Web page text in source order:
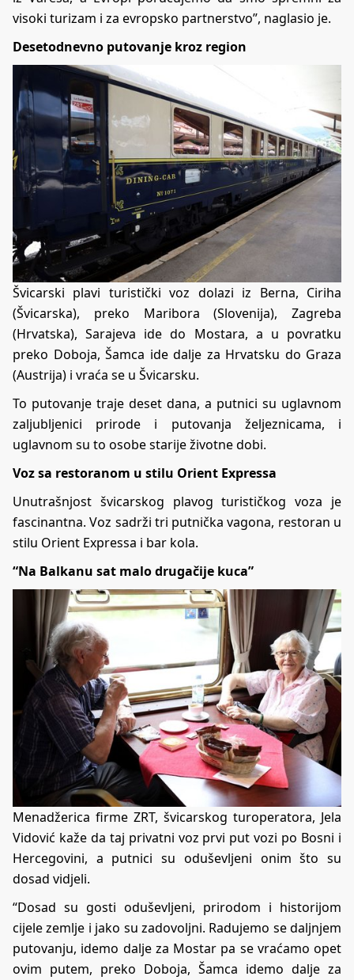
visoki turizam i za evropsko partnerstvo”, naglasio je.
Desetodnevno putovanje kroz region
Švicarski plavi turistički voz dolazi iz Berna, Ciriha
(Švicarska), preko Maribora (Slovenija), Zagreba
(Hrvatska), Sarajeva ide do Mostara, a u povratku
preko Doboja, Šamca ide dalje za Hrvatsku do Graza
(Austrija) i vraća se u Švicarsku.
To putovanje traje deset dana, a putnici su uglavnom
zaljubljenici prirode i putovanja željeznicama, i
uglavnom su to osobe starije životne dobi.
Voz sa restoranom u stilu Orient Expressa
Unutrašnjost švicarskog plavog turističkog voza je
fascinantna. Voz sadrži tri putnička vagona, restoran u
stilu Orient Expressa i bar kola.
“Na Balkanu sat malo drugačije kuca”
Menadžerica firme ZRT, švicarskog turoperatora, Jela
Vidović kaže da taj privatni voz prvi put vozi po Bosni i
Hercegovini, a putnici su oduševljeni onim što su
dosad vidjeli.
“Dosad su gosti oduševljeni, prirodom i historijom
cijele zemlje i jako su zadovoljni. Radujemo se daljnjem
putovanju, idemo dalje za Mostar pa se vraćamo opet
ovim putem, preko Doboja, Šamca idemo dalje za